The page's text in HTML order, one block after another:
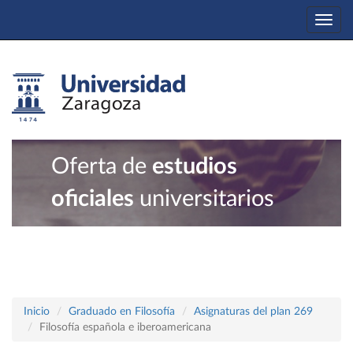
Oferta de estudios
oficiales universitarios
Inicio Graduado en Filosofía
Asignaturas del plan 269
Filosofía española e iberoamericana